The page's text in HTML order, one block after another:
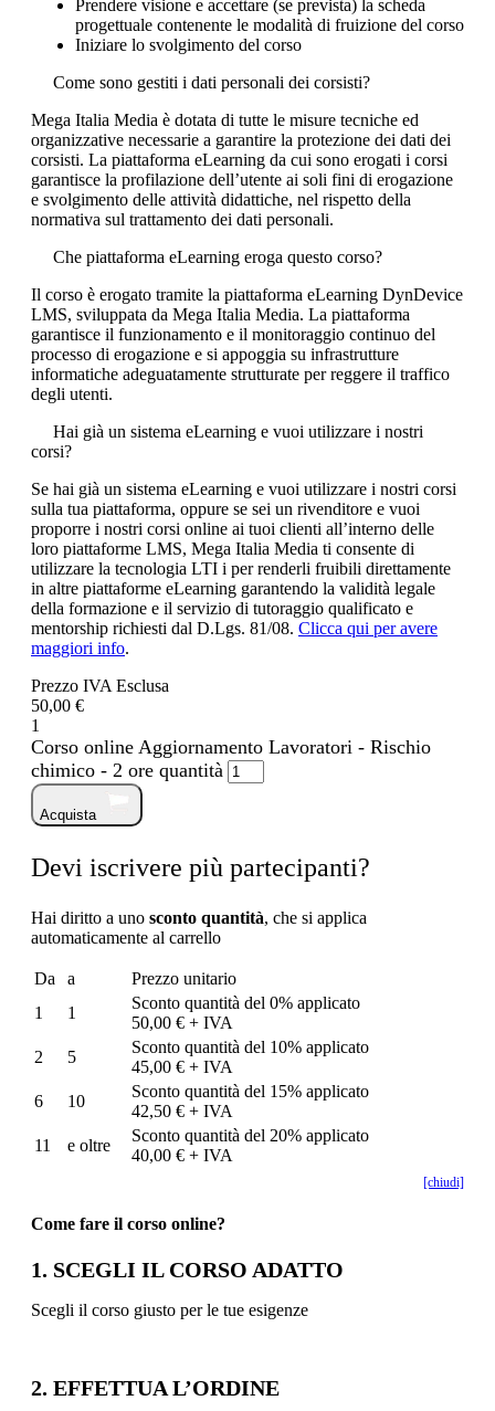
Prendere visione e accettare (se prevista) la scheda
progettuale contenente le modalità di fruizione del corso
Iniziare lo svolgimento del corso
Come sono gestiti i dati personali dei corsisti?
Mega Italia Media è dotata di tutte le misure tecniche ed
organizzative necessarie a garantire la protezione dei dati dei
corsisti. La piattaforma eLearning da cui sono erogati i corsi
garantisce la profilazione dell’utente ai soli fini di erogazione
e svolgimento delle attività didattiche, nel rispetto della
normativa sul trattamento dei dati personali.
Che piattaforma eLearning eroga questo corso?
Il corso è erogato tramite la piattaforma eLearning DynDevice
LMS, sviluppata da Mega Italia Media. La piattaforma
garantisce il funzionamento e il monitoraggio continuo del
processo di erogazione e si appoggia su infrastrutture
informatiche adeguatamente strutturate per reggere il traffico
degli utenti.
Hai già un sistema eLearning e vuoi utilizzare i nostri
corsi?
Se hai già un sistema eLearning e vuoi utilizzare i nostri corsi
sulla tua piattaforma, oppure se sei un rivenditore e vuoi
proporre i nostri corsi online ai tuoi clienti all’interno delle
loro piattaforme LMS, Mega Italia Media ti consente di
utilizzare la tecnologia LTI i per renderli fruibili direttamente
in altre piattaforme eLearning garantendo la validità legale
della formazione e il servizio di tutoraggio qualificato e
mentorship richiesti dal D.Lgs. 81/08. Clicca qui per avere
maggiori info.
Prezzo IVA Esclusa
50,00 €
1
Corso online Aggiornamento Lavoratori - Rischio
chimico - 2 ore quantità
Acquista
Devi iscrivere più partecipanti?
Hai diritto a uno sconto quantità, che si applica
automaticamente al carrello
Da a
Prezzo unitario
1
1
Sconto quantità del 0% applicato
50,00 € + IVA
2
5
Sconto quantità del 10% applicato
45,00 € + IVA
6
10
Sconto quantità del 15% applicato
42,50 € + IVA
11
e oltre
Sconto quantità del 20% applicato
40,00 € + IVA
[chiudi]
Come fare il corso online?
1. SCEGLI IL CORSO ADATTO
Scegli il corso giusto per le tue esigenze
2. EFFETTUA L’ORDINE